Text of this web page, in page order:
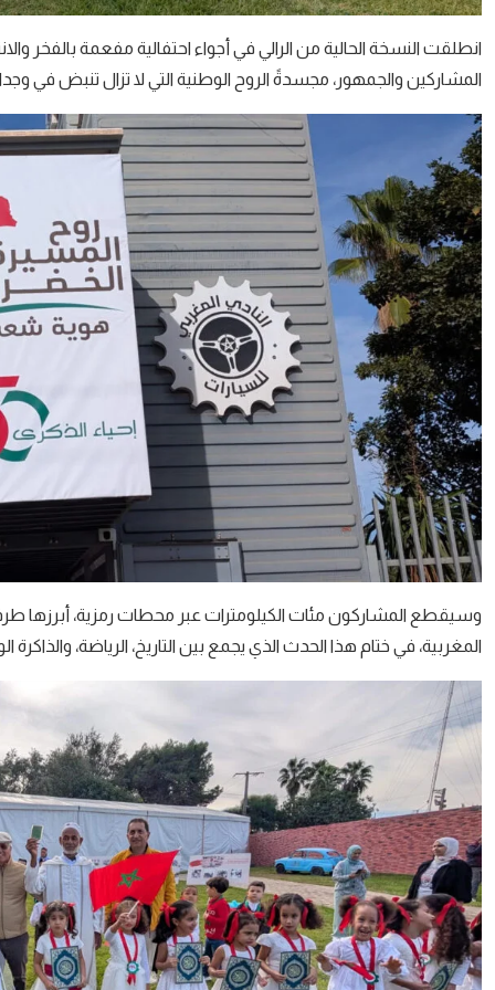
انطلقت النسخة الحالية من الرالي في أجواء احتفالية مفعمة
المشاركين والجمهور، مجسدةً الروح الوطنية التي لا تزال تنبض في
وسيقطع المشاركون مئات الكيلومترات عبر محطات رمزية، أبرزها
المغربية، في ختام هذا الحدث الذي يجمع بين التاريخ، الرياضة، والذاكرة